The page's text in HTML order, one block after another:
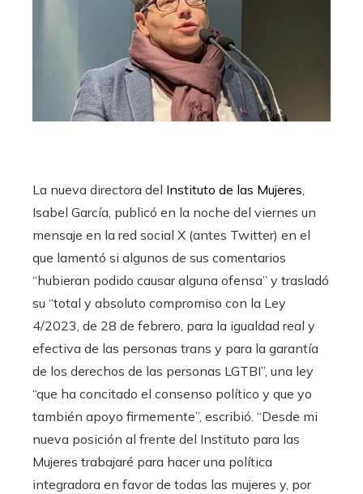
La nueva directora del Instituto de las Mujeres,
Isabel García, publicó en la noche del viernes un
mensaje en la red social X (antes Twitter) en el
que lamentó si algunos de sus comentarios
“hubieran podido causar alguna ofensa” y trasladó
su “total y absoluto compromiso con la Ley
4/2023, de 28 de febrero, para la igualdad real y
efectiva de las personas trans y para la garantía
de los derechos de las personas LGTBI”, una ley
“que ha concitado el consenso político y que yo
también apoyo firmemente”, escribió. “Desde mi
nueva posición al frente del Instituto para las
Mujeres trabajaré para hacer una política
integradora en favor de todas las mujeres y, por